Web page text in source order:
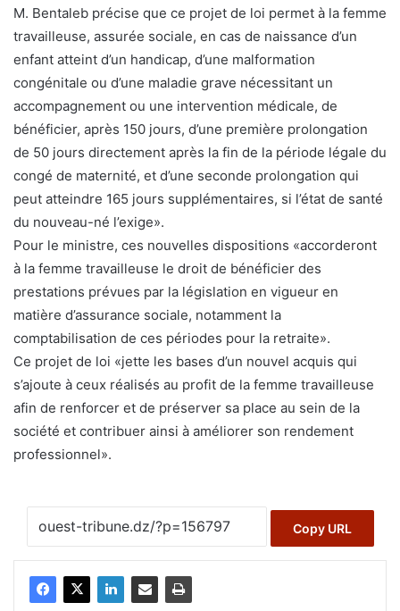
M. Bentaleb précise que ce projet de loi permet à la femme
travailleuse, assurée sociale, en cas de naissance d’un
enfant atteint d’un handicap, d’une malformation
congénitale ou d’une maladie grave nécessitant un
accompagnement ou une intervention médicale, de
bénéficier, après 150 jours, d’une première prolongation
de 50 jours directement après la fin de la période légale du
congé de maternité, et d’une seconde prolongation qui
peut atteindre 165 jours supplémentaires, si l’état de santé
du nouveau-né l’exige».
Pour le ministre, ces nouvelles dispositions «accorderont
à la femme travailleuse le droit de bénéficier des
prestations prévues par la législation en vigueur en
matière d’assurance sociale, notamment la
comptabilisation de ces périodes pour la retraite».
Ce projet de loi «jette les bases d’un nouvel acquis qui
s’ajoute à ceux réalisés au profit de la femme travailleuse
afin de renforcer et de préserver sa place au sein de la
société et contribuer ainsi à améliorer son rendement
professionnel».
Copy URL